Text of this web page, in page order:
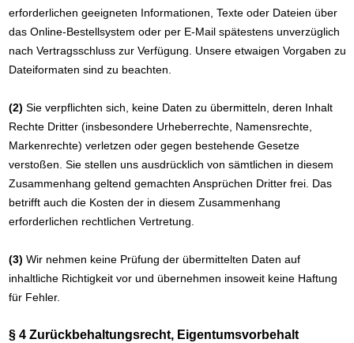
erforderlichen geeigneten Informationen, Texte oder Dateien über
das Online-Bestellsystem oder per E-Mail spätestens unverzüglich
nach Vertragsschluss zur Verfügung. Unsere etwaigen Vorgaben zu
Dateiformaten sind zu beachten.
(2) Sie verpflichten sich, keine Daten zu übermitteln, deren Inhalt
Rechte Dritter (insbesondere Urheberrechte, Namensrechte,
Markenrechte) verletzen oder gegen bestehende Gesetze
verstoßen. Sie stellen uns ausdrücklich von sämtlichen in diesem
Zusammenhang geltend gemachten Ansprüchen Dritter frei. Das
betrifft auch die Kosten der in diesem Zusammenhang
erforderlichen rechtlichen Vertretung.
(3) Wir nehmen keine Prüfung der übermittelten Daten auf
inhaltliche Richtigkeit vor und übernehmen insoweit keine Haftung
für Fehler.
§ 4 Zurückbehaltungsrecht, Eigentumsvorbehalt